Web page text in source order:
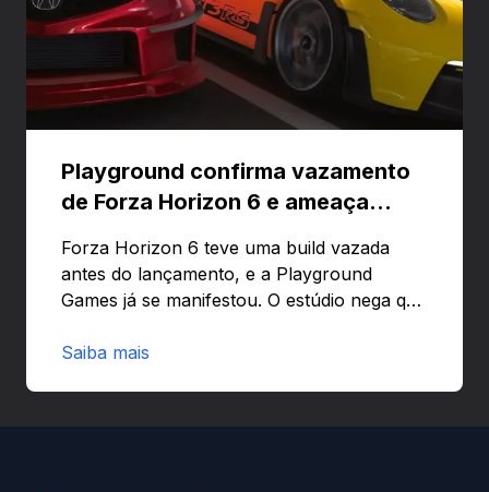
Playground confirma vazamento
de Forza Horizon 6 e ameaça
Forza Horizon 6 teve uma build vazada
antes do lançamento, e a Playground
Games já se manifestou. O estúdio nega que
preload e avisa que quem usar versões não
Saiba mais